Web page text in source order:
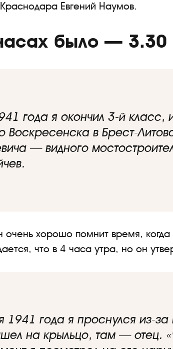
Евгений Наумов.
было — 3.30
года я окончил 3-й
Воскресенска в Брест-
— видного
очень хорошо помнит время,
что в 4 часа утра, но он
года я проснулся из-
на крыльцо, там — отец.